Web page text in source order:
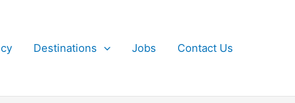
Destinations Jobs Contact Us